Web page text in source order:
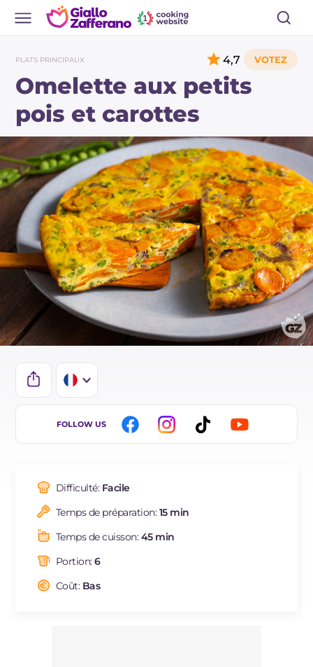
PLATS PRINCIPAUX
Omelette aux petits
pois et carottes
4,7
IT
ES
BR
NL
FOLLOW US
Difficulté: Facile
Temps de préparation:15 min
Temps de cuisson:45 min
Portion:6
Coût: Bas